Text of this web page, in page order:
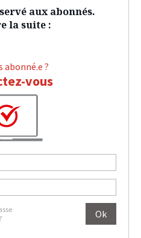
aux abonnés.
la suite :
abonné.e ?
vous